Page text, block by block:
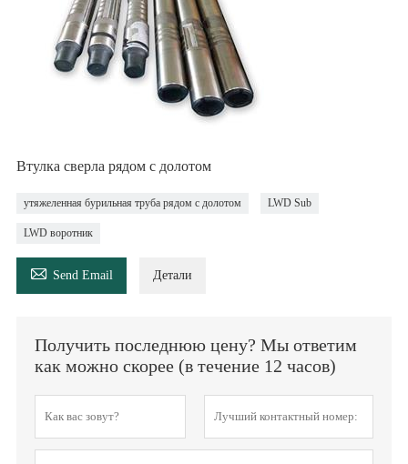
Втулка сверла рядом с долотом
утяжеленная бурильная труба рядом с долотом LWD Sub
LWD воротник
 Send Email Детали
Получить последнюю цену? Мы ответим
как можно скорее (в течение 12 часов)